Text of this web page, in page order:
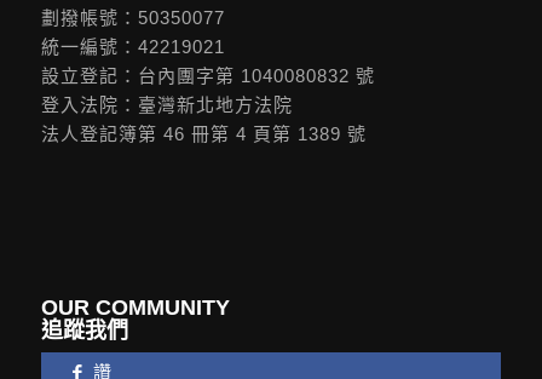
劃撥帳號：50350077
統一編號：42219021
設立登記：台內團字第 1040080832 號
登入法院：臺灣新北地方法院
法人登記簿第 46 冊第 4 頁第 1389 號
OUR COMMUNITY
追蹤我們
讚